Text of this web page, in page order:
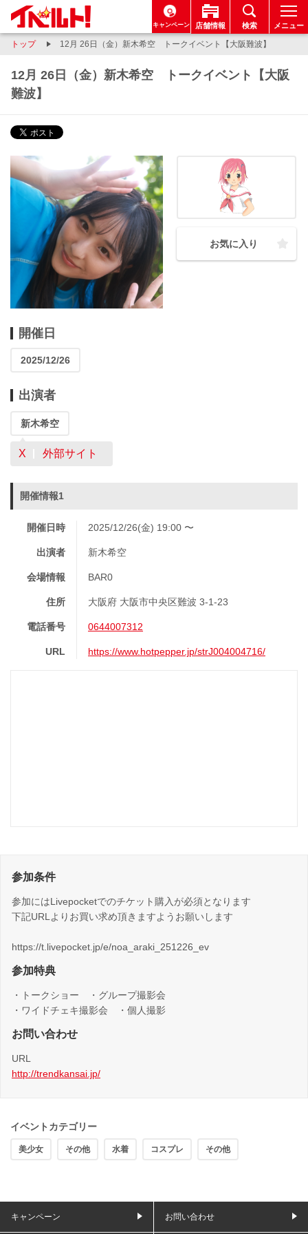
キャンペーン 店舗情報 検索 メニュー
トップ 12月 26日（金）新木希空 トークイベント【大阪難波】
12月 26日（金）新木希空 トークイベント【大阪
難波】
お気に入り
開催日
2025/12/26
出演者
新木希空
X 外部サイト
開催情報1
開催日時 2025/12/26(金) 19:00 〜
出演者 新木希空
会場情報 BAR0
住所 大阪府 大阪市中央区難波 3-1-23
電話番号 0644007312
URL https://www.hotpepper.jp/strJ004004716/
参加条件
参加にはLivepocketでのチケット購入が必須となります
下記URLよりお買い求め頂きますようお願いします
https://t.livepocket.jp/e/noa_araki_251226_ev
参加特典
・トークショー ・グループ撮影会
・ワイドチェキ撮影会 ・個人撮影
お問い合わせ
URL
http://trendkansai.jp/
イベントカテゴリー
美少女 その他 水着 コスプレ その他
キャンペーン お問い合わせ